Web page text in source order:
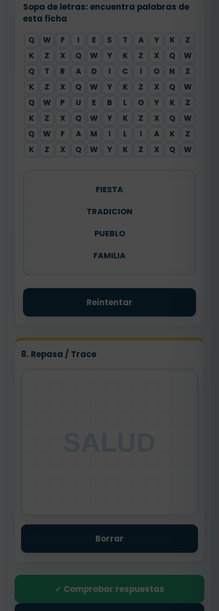
Sopa de letras: encuentra palabras de
esta ficha
Q W F I E S T A Y K
Z
K
Z X Q W Y K Z X Q
W
Q
T R A D I C I O N
Z
K
Z X Q W Y K Z X Q
W
Q
W P U E B L O Y K
Z
K
Z X Q W Y K Z X Q
W
Q
W F A M I L I A K
Z
K
Z X Q W Y K Z X Q W
FIESTA
TRADICION
PUEBLO
FAMILIA
Reintentar
8. Repasa / Trace
Borrar
✓ Comprobar respuestas